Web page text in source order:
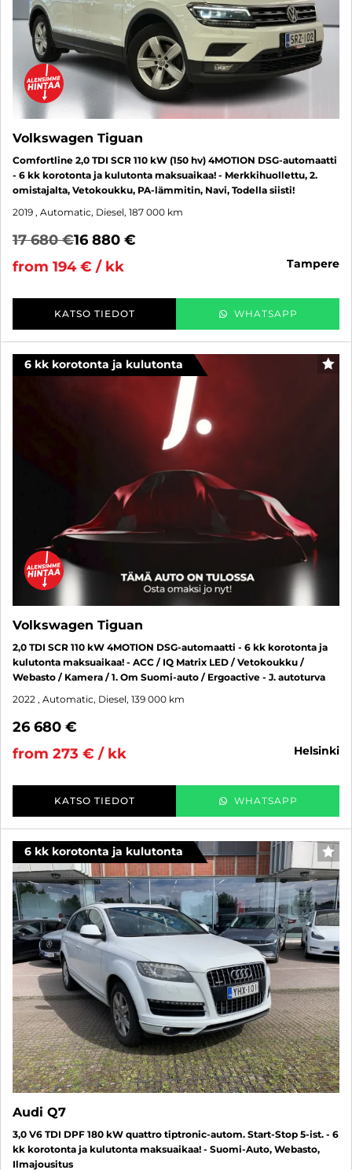
Volkswagen Tiguan
Comfortline 2,0 TDI SCR 110 kW (150 hv) 4MOTION DSG-automaatti
- 6 kk korotonta ja kulutonta maksuaikaa! - Merkkihuollettu, 2.
omistajalta, Vetokoukku, PA-lämmitin, Navi, Todella siisti!
2019 , Automatic, Diesel, 187 000 km
17 680 €16 880 €
from 194 € / kk
tampere
KATSO TIEDOT WHATSAPP
6 kk korotonta ja kulutonta
Volkswagen Tiguan
2,0 TDI SCR 110 kW 4MOTION DSG-automaatti - 6 kk korotonta ja
kulutonta maksuaikaa! - ACC / IQ Matrix LED / Vetokoukku /
Webasto / Kamera / 1. Om Suomi-auto / Ergoactive - J. autoturva
2022 , Automatic, Diesel, 139 000 km
26 680 €
from 273 € / kk
helsinki
KATSO TIEDOT WHATSAPP
6 kk korotonta ja kulutonta
Audi Q7
3,0 V6 TDI DPF 180 kW quattro tiptronic-autom. Start-Stop 5-ist. - 6
kk korotonta ja kulutonta maksuaikaa! - Suomi-Auto, Webasto,
Ilmajousitus